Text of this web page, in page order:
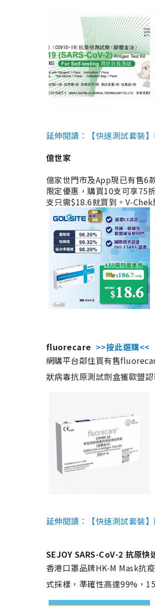
延伸閱讀：【快速測試套裝
億世家
億家世門市及App現已有售6
限定優惠，購買10支可享75
支只需$18.6就買到。V-
fluorecare >>按此選購<<
網購平台鄰住買有售
狀病毒抗原測試劑盒獲歐盟
延伸閱讀：【快速測試套裝
SEJOY SARS-CoV-2 抗原快
香港口罩品牌HK-M Mask抗
式採樣，準確性高達99%，